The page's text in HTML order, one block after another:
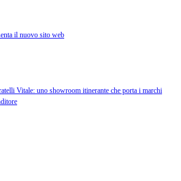
il nuovo sito web
Vitale: uno showroom itinerante che porta i marchi